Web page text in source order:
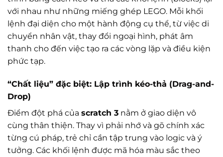
với nhau như những miếng ghép LEGO. Mỗi khối
lệnh đại diện cho một hành động cụ thể, từ việc di
chuyển nhân vật, thay đổi ngoại hình, phát âm
thanh cho đến việc tạo ra các vòng lặp và điều kiện
phức tạp.
“Chất liệu” đặc biệt: Lập trình kéo-thả (Drag-and-
Drop)
Điểm đột phá của scratch 3 nằm ở giao diện vô
cùng thân thiện. Thay vì phải nhớ và gõ chính xác
từng cú pháp, trẻ chỉ cần tập trung vào logic và ý
tưởng. Các khối lệnh được mã hóa màu sắc theo